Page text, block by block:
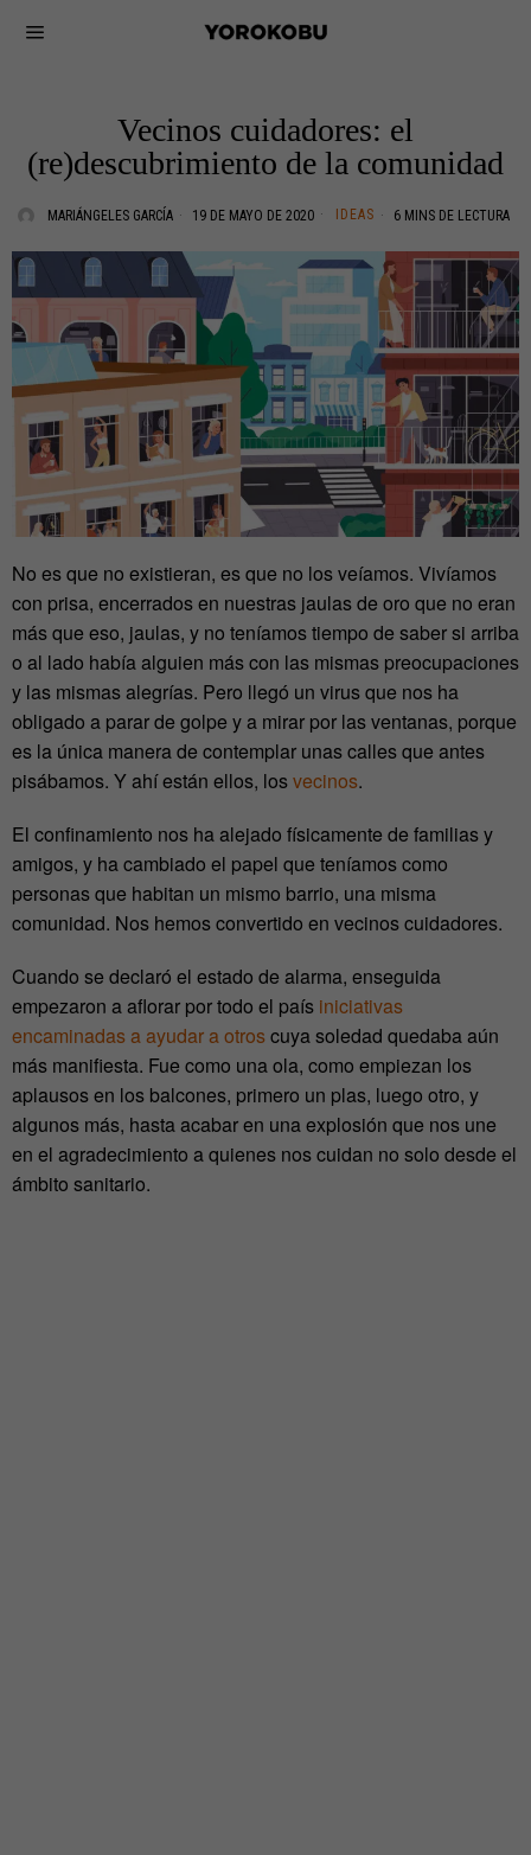
Vecinos cuidadores: el
(re)descubrimiento de la comunidad
MARIÁNGELES GARCÍA 19 DE MAYO DE 2020 IDEAS 6 MINS DE LECTURA
No es que no existieran, es que no los veíamos. Vivíamos
con prisa, encerrados en nuestras jaulas de oro que no eran
más que eso, jaulas, y no teníamos tiempo de saber si arriba
o al lado había alguien más con las mismas preocupaciones
y las mismas alegrías. Pero llegó un virus que nos ha
obligado a parar de golpe y a mirar por las ventanas, porque
es la única manera de contemplar unas calles que antes
pisábamos. Y ahí están ellos, losvecinos.
El confinamiento nos ha alejado físicamente de familias y
amigos, y ha cambiado el papel que teníamos como
personas que habitan un mismo barrio, una misma
comunidad. Nos hemos convertido en vecinos cuidadores.
Cuando se declaró el estado de alarma, enseguida
empezaron a aflorar por todo el país iniciativas
encaminadas a ayudar a otroscuya soledad quedaba aún
más manifiesta. Fue como una ola, como empiezan los
aplausos en los balcones, primero un plas, luego otro, y
algunos más, hasta acabar en una explosión que nos une
en el agradecimiento a quienes nos cuidan no solo desde el
ámbito sanitario.